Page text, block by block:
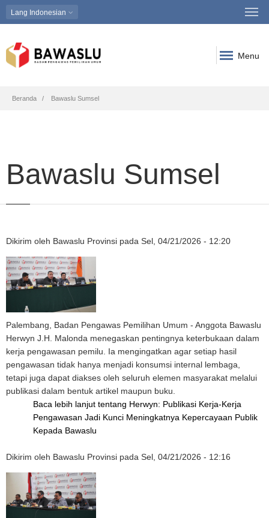
Lang Indonesian
Menu
Breadcrumb
Beranda Bawaslu Sumsel
Bawaslu Sumsel
Dikirim oleh Bawaslu Provinsi pada Sel, 04/21/2026 - 12:20
Palembang, Badan Pengawas Pemilihan Umum - Anggota Bawaslu
Herwyn J.H. Malonda menegaskan pentingnya keterbukaan dalam
kerja pengawasan pemilu. Ia mengingatkan agar setiap hasil
pengawasan tidak hanya menjadi konsumsi internal lembaga,
tetapi juga dapat diakses oleh seluruh elemen masyarakat melalui
publikasi dalam bentuk artikel maupun buku.
Baca lebih lanjut tentang Herwyn: Publikasi Kerja-Kerja
Pengawasan Jadi Kunci Meningkatnya Kepercayaan Publik
Kepada Bawaslu
Dikirim oleh Bawaslu Provinsi pada Sel, 04/21/2026 - 12:16